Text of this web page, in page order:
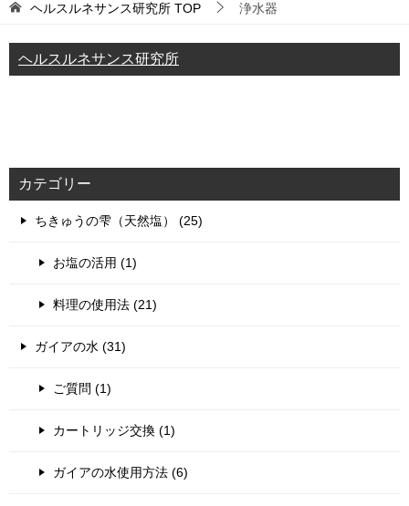
ヘルスルネサンス研究所 TOP 浄水器
ヘルスルネサンス研究所
カテゴリー
ちきゅうの雫（天然塩） (25)
お塩の活用 (1)
料理の使用法 (21)
ガイアの水 (31)
ご質問 (1)
カートリッジ交換 (1)
ガイアの水使用方法 (6)